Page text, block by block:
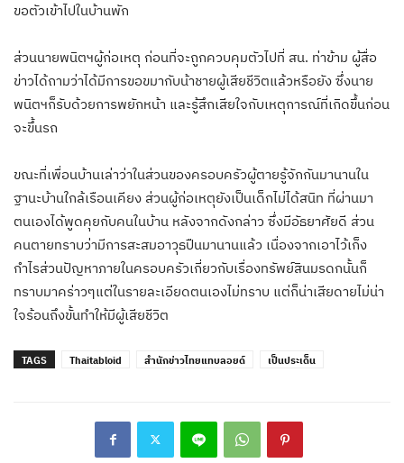
ขอตัวเข้าไปในบ้านพัก
ส่วนนายพนิตฯผู้ก่อเหตุ ก่อนที่จะถูกควบคุมตัวไปที่ สน. ท่าข้าม ผู้สื่อ
ข่าวได้ถามว่าได้มีการขอขมากับน้าชายผู้เสียชีวิตแล้วหรือยัง ซึ่งนาย
พนิตฯก็รับด้วยการพยักหน้า และรู้สึกเสียใจกับเหตุการณ์ที่เกิดขึ้นก่อน
จะขึ้นรถ
ขณะที่เพื่อนบ้านเล่าว่าในส่วนของครอบครัวผู้ตายรู้จักกันมานานใน
ฐานะบ้านใกล้เรือนเคียง ส่วนผู้ก่อเหตุยังเป็นเด็กไม่ได้สนิท ที่ผ่านมา
ตนเองได้พูดคุยกับคนในบ้าน หลังจากดังกล่าว ซึ่งมีอัธยาศัยดี ส่วน
คนตายทราบว่ามีการสะสมอาวุธปืนมานานแล้ว เนื่องจากเอาไว้เก็ง
กำไรส่วนปัญหาภายในครอบครัวเกี่ยวกับเรื่องทรัพย์สินมรดกนั้นก็
ทราบมาคร่าวๆแต่ในรายละเอียดตนเองไม่ทราบ แต่ก็น่าเสียดายไม่น่า
ใจร้อนถึงขั้นทำให้มีผู้เสียชีวิต
TAGS Thaitabloid สำนักข่าวไทยแทบลอยด์ เป็นประเด็น